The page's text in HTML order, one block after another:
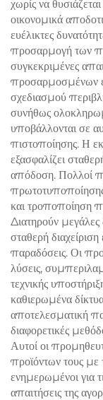
χωρίς να
οικονομικά
ευέλικτες
προσαρμογή των
συγκεκριμένες
προσαρμοσμένων
σχεδιασμού
συνήθως
υποβάλλονται σε
πιστοποίησης. Η
εξασφαλίζει
απόδοση. Πολλοί
και τροποποίηση
Διατηρούν μεγάλες
σταθερή διαχείριση
παραδόσεις. Οι
λύσεις,
τεχνικής
καθιερωμένα
αποτελεσματική
διαφορετικές
Αυτοί οι
προϊόντων τους με
ενημερωμένοι για
απαιτήσεις της